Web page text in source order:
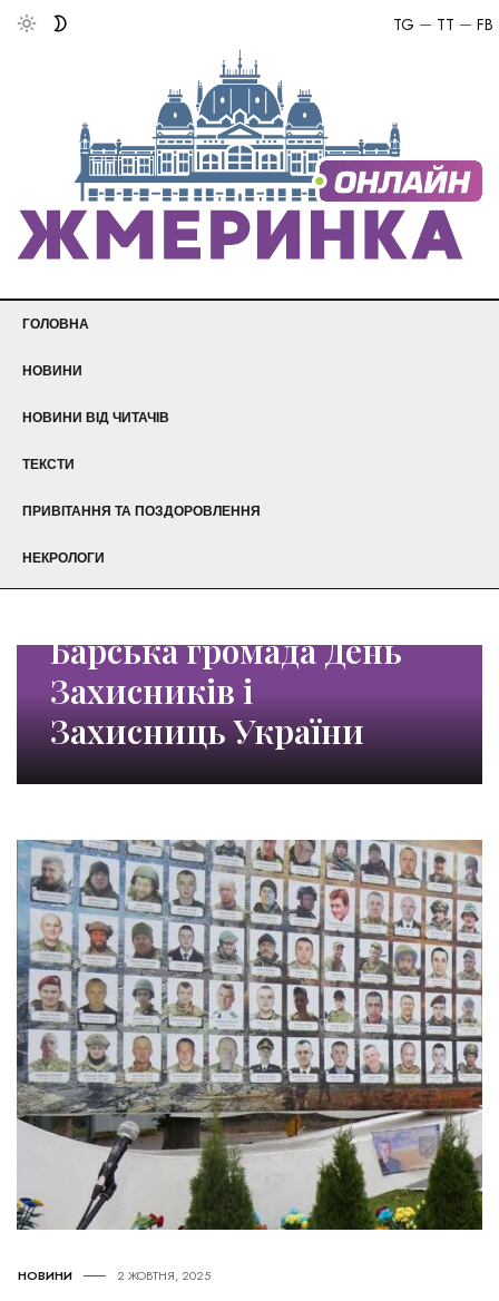
FB
TT
TG
ГОЛОВНА
НОВИНИ
НОВИНИ ВІД ЧИТАЧІВ
ТЕКСТИ
ПРИВІТАННЯ ТА ПОЗДОРОВЛЕННЯ
НЕКРОЛОГИ
Барська громада День
Захисників і
Захисниць України
НОВИНИ 2 ЖОВТНЯ, 2025